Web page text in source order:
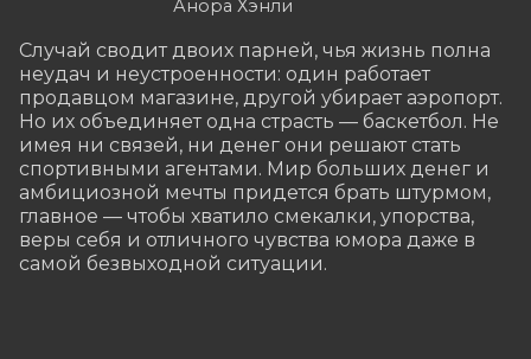
Анора Хэнли
Случай сводит двоих парней, чья жизнь полна
неудач и неустроенности: один работает
продавцом магазине, другой убирает аэропорт.
Но их объединяет одна страсть — баскетбол. Не
имея ни связей, ни денег они решают стать
спортивными агентами. Мир больших денег и
амбициозной мечты придется брать штурмом,
главное — чтобы хватило смекалки, упорства,
веры себя и отличного чувства юмора даже в
самой безвыходной ситуации.